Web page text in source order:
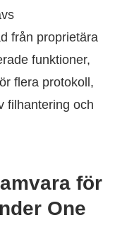
från proprietära
funktioner,
flera protokoll,
filhantering och
för
One